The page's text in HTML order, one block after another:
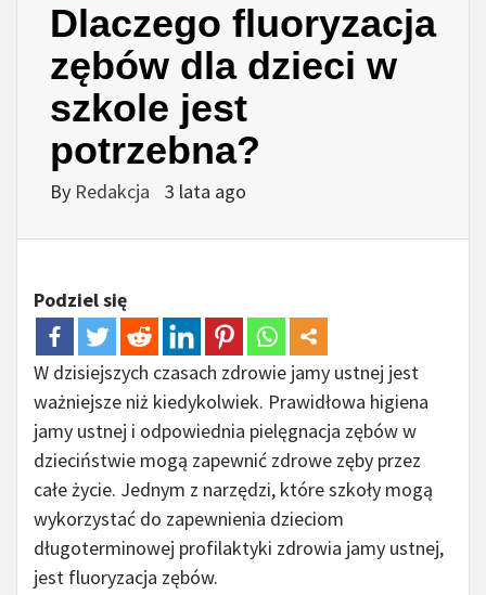
Dlaczego fluoryzacja
zębów dla dzieci w
szkole jest
potrzebna?
By Redakcja 3 lata ago
Podziel się
W dzisiejszych czasach zdrowie jamy ustnej jest
ważniejsze niż kiedykolwiek. Prawidłowa higiena
jamy ustnej i odpowiednia pielęgnacja zębów w
dzieciństwie mogą zapewnić zdrowe zęby przez
całe życie. Jednym z narzędzi, które szkoły mogą
wykorzystać do zapewnienia dzieciom
długoterminowej profilaktyki zdrowia jamy ustnej,
jest fluoryzacja zębów.